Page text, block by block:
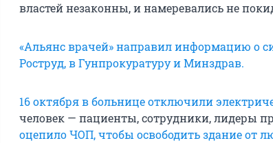
властей незаконны, и намеревались не
«Альянс врачей» направил информацию о
Роструд, в Гунпрокуратуру и Минздрав.
16 октября в больнице отключили
человек — пациенты, сотрудники, лидеры
оцепило ЧОП, чтобы освободить здание от